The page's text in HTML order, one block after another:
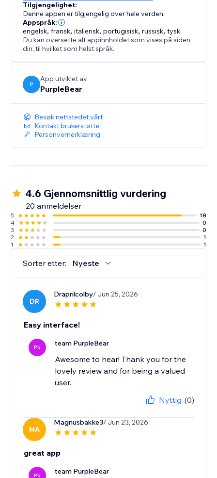
Tilgjengelighet:
Denne appen er tilgjengelig over hele verden.
Appspråk:
engelsk,fransk,italiensk,portugisisk,russisk,tysk
Du kan oversette alt appinnholdet som vises på siden
din, til hvilket som helst språk.
P
App utviklet av
PurpleBear
Besøk nettstedet vårt
Kontakt brukerstøtte
Personvernerklæring
4.6 Gjennomsnittlig vurdering
20 anmeldelser
5
18
4
0
3
0
2
1
1
1
Sorter etter: Nyeste
DR
Draprilcolby/ Jun 25, 2026
Easy interface!
PU team PurpleBear
Awesome to hear! Thank you for the
lovely review and for being a valued
user.
Nyttig (0)
MA
Magnusbakke3/ Jun 23, 2026
great app
PU team PurpleBear